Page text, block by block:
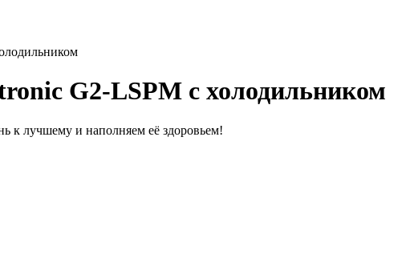
G2-LSPM c холодильником
к лучшему и наполняем её здоровьем!